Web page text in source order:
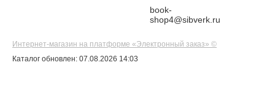
book-
shop4@sibverk.ru
Интернет-магазин на платформе «Электронный заказ» ©
Каталог обновлен: 07.08.2026 14:03